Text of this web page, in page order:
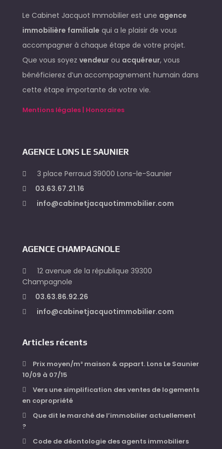
Le Cabinet Jacquot Immobilier est une agence
immobilière familiale qui a le plaisir de vous
accompagner à chaque étape de votre projet.
Que vous soyez vendeur ou acquéreur, vous
bénéficierez d’un accompagnement humain dans
cette étape importante de votre vie.
Mentions légales | Honoraires
AGENCE LONS LE SAUNIER
3 place Perraud 39000 Lons-le-Saunier
03.63.67.21.16
info@cabinetjacquotimmobilier.com
AGENCE CHAMPAGNOLE
12 avenue de la république 39300
Champagnole
03.63.86.92.26
info@cabinetjacquotimmobilier.com
Articles récents
Prix moyen/m² maison & appart. Lons Le Saunier
10/09 à 07/15
Vers une simplification des ventes de logements
en copropriété
Que dit le marché de l’immobilier actuellement
?
Code de déontologie des agents immobiliers